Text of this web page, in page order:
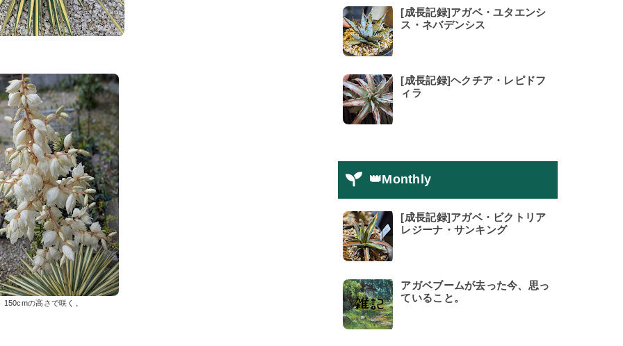
150cmの高さで咲く。
[成長記録]アガベ・ユタエンシ
ス・ネバデンシス
[成長記録]ヘクチア・レピドフ
ィラ
👑Monthly
[成長記録]アガベ・ビクトリア
レジーナ・サンキング
アガベブームが去った今、思っ
ていること。